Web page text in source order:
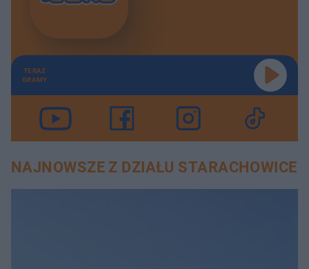
TERAZ
GRAMY
NAJNOWSZE Z DZIAŁU STARACHOWICE